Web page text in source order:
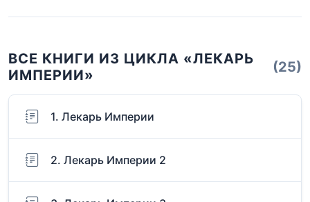
ВСЕ КНИГИ ИЗ ЦИКЛА «ЛЕКАРЬ
ИМПЕРИИ»
(25)
1. Лекарь Империи
2. Лекарь Империи 2